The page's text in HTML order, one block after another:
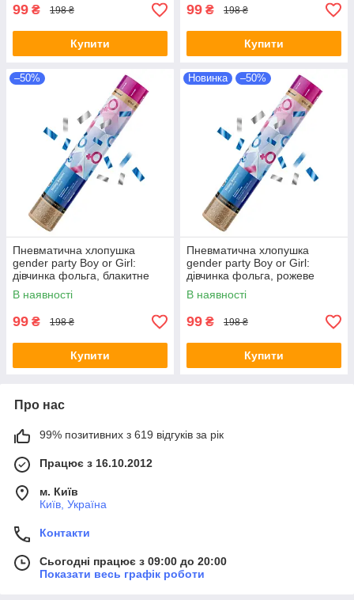
99 ₴ 198 ₴
Купити
99 ₴ 198 ₴
Купити
–50%
Пневматична хлопушка
gender party Boy or Girl:
дівчинка фольга, блакитне
конфетті Maxsem, 30 см
рожевий
В наявності
99 ₴ 198 ₴
Купити
Новинка –50%
Пневматична хлопушка
gender party Boy or Girl:
дівчинка фольга, рожеве
конфетті Maxsem, 30 см
блакитний
В наявності
99 ₴ 198 ₴
Купити
Про нас
99% позитивних з 619 відгуків за рік
Працює з 16.10.2012
м. Київ
Київ, Україна
Контакти
Сьогодні працює з 09:00 до 20:00
Показати весь графік роботи